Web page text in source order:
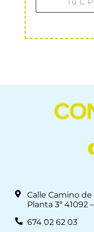
Calle Camino de
Planta 3ª 41092
674 02 62 03